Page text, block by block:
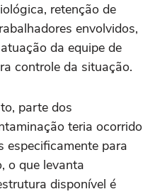
retenção de
envolvidos,
da equipe de
controle da situação.
parte dos
teria ocorrido
especificamente para
o que levanta
disponível é